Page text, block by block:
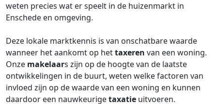
weten precies wat er speelt in de huizenmarkt in
Enschede en omgeving.
Deze lokale marktkennis is van onschatbare waarde
wanneer het aankomt op hettaxeren van een woning.
Onze makelaars zijn op de hoogte van de laatste
ontwikkelingen in de buurt, weten welke factoren van
invloed zijn op de waarde van een woning en kunnen
daardoor een nauwkeurigetaxatie uitvoeren.